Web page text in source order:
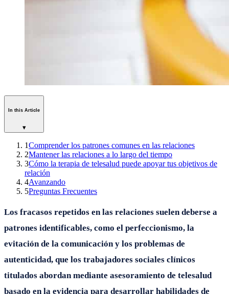
In this Article
▾
1Comprender los patrones comunes en las relaciones
2Mantener las relaciones a lo largo del tiempo
3Cómo la terapia de telesalud puede apoyar tus objetivos de
relación
4Avanzando
5Preguntas Frecuentes
Los fracasos repetidos en las relaciones suelen deberse a
patrones identificables, como el perfeccionismo, la
evitación de la comunicación y los problemas de
autenticidad, que los trabajadores sociales clínicos
titulados abordan mediante asesoramiento de telesalud
basado en la evidencia para desarrollar habilidades de